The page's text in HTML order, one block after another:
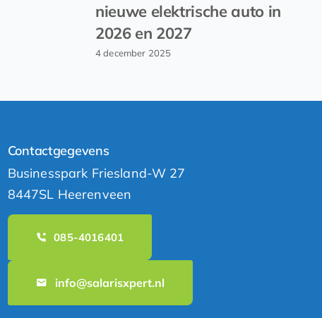
nieuwe elektrische auto in
2026 en 2027
4 december 2025
Contactgegevens
Businesspark Friesland-W 27
8447SL Heerenveen
085-4016401
info@salarisxpert.nl